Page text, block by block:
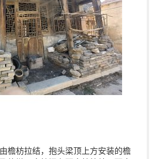
檐枋拉结，抱头梁顶上方安装的檐